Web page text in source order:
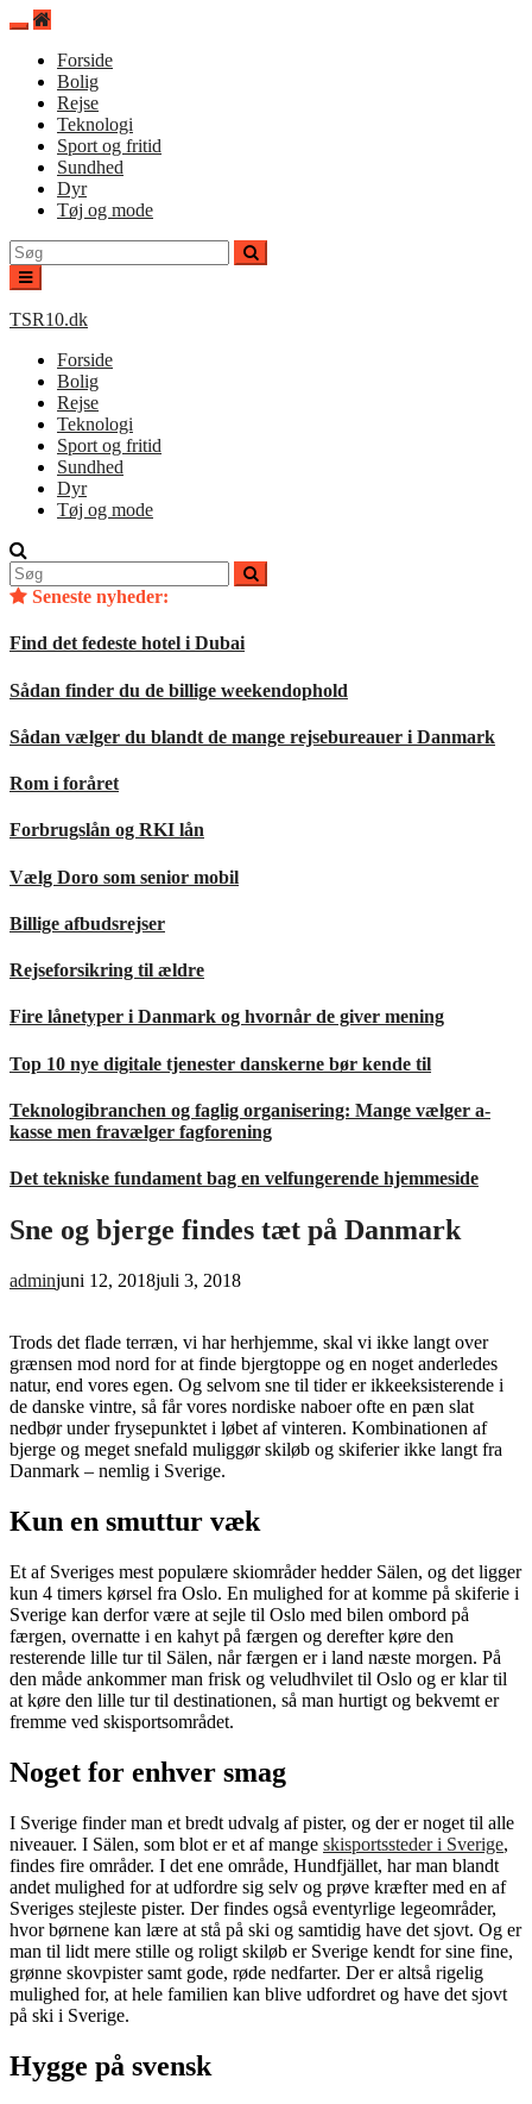
Spring
indholdForside
Bolig
Rejse
Teknologi
Sport og fritid
Sundhed
Dyr
Tøj og mode
Søg
efter:
TSR10.dk
Forside
Bolig
Rejse
Teknologi
Sport og fritid
Sundhed
Dyr
Tøj og mode
Søg
efter:Seneste nyheder:
Find det fedeste hotel i Dubai
Sådan finder du de billige weekendophold
Sådan vælger du blandt de mange rejsebureauer i Danmark
Rom i foråret
Forbrugslån og RKI lån
Vælg Doro som senior mobil
Billige afbudsrejser
Rejseforsikring til ældre
Fire lånetyper i Danmark og hvornår de giver mening
Top 10 nye digitale tjenester danskerne bør kende til
Teknologibranchen og faglig organisering: Mange vælger a-
kasse men fravælger fagforening
Det tekniske fundament bag en velfungerende hjemmeside
Sne og bjerge findes tæt på Danmark
adminjuni 12, 2018juli 3, 2018
Trods det flade terræn, vi har herhjemme, skal vi ikke langt over
grænsen mod nord for at finde bjergtoppe og en noget anderledes
natur, end vores egen. Og selvom sne til tider er ikkeeksisterende i
de danske vintre, så får vores nordiske naboer ofte en pæn slat
nedbør under frysepunktet i løbet af vinteren. Kombinationen af
bjerge og meget snefald muliggør skiløb og skiferier ikke langt fra
Danmark – nemlig i Sverige.
Kun en smuttur væk
Et af Sveriges mest populære skiområder hedder Sälen, og det ligger
kun 4 timers kørsel fra Oslo. En mulighed for at komme på skiferie i
Sverige kan derfor være at sejle til Oslo med bilen ombord på
færgen, overnatte i en kahyt på færgen og derefter køre den
resterende lille tur til Sälen, når færgen er i land næste morgen. På
den måde ankommer man frisk og veludhvilet til Oslo og er klar til
at køre den lille tur til destinationen, så man hurtigt og bekvemt er
fremme ved skisportsområdet.
Noget for enhver smag
I Sverige finder man et bredt udvalg af pister, og der er noget til alle
niveauer. I Sälen, som blot er et af mange skisportssteder i Sverige,
findes fire områder. I det ene område, Hundfjället, har man blandt
andet mulighed for at udfordre sig selv og prøve kræfter med en af
Sveriges stejleste pister. Der findes også eventyrlige legeområder,
hvor børnene kan lære at stå på ski og samtidig have det sjovt. Og er
man til lidt mere stille og roligt skiløb er Sverige kendt for sine fine,
grønne skovpister samt gode, røde nedfarter. Der er altså rigelig
mulighed for, at hele familien kan blive udfordret og have det sjovt
på ski i Sverige.
Hygge på svensk